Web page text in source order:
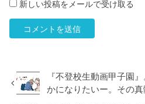
新しい投稿をメールで受け取る
『不登校生動画甲子園
かになりたいー。その真